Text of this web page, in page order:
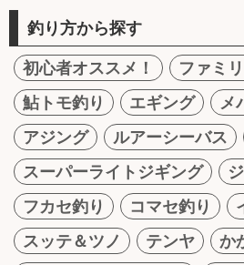
釣り方から探す
初心者オススメ！
ファミ
鮎トモ釣り
エギング
メ
アジング
ルアーシーバス
スーパーライトジギング
フカセ釣り
コマセ釣り
スッテ＆ツノ
テンヤ
か